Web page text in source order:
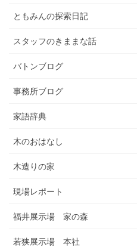
ともみんの探索日記
スタッフのきままな話
バトンブログ
事務所ブログ
家語辞典
木のおはなし
木造りの家
現場レポート
福井展示場 家の森
若狭展示場 本社